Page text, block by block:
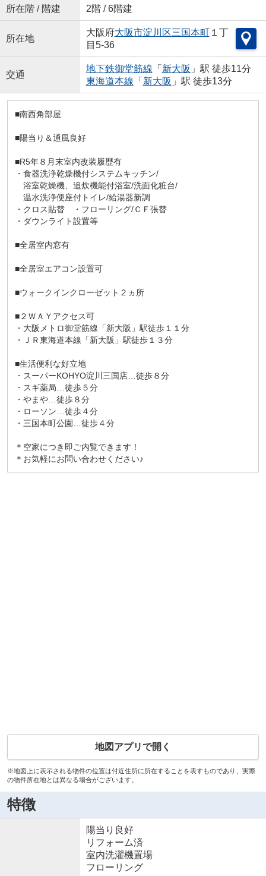
所在階 / 階建 2階 / 6階建
所在地
大阪府大阪市淀川区三国本町１丁
目5-36
交通
地下鉄御堂筋線 「 新大阪 」駅 徒歩11分
東海道本線 「 新大阪 」駅 徒歩13分
■南西角部屋
■陽当り＆通風良好
■R5年８月末室内改装履歴有
・食器洗浄乾燥機付システムキッチン/
浴室乾燥機、追炊機能付浴室/洗面化粧台/
温水洗浄便座付トイレ/給湯器新調
・クロス貼替 ・フローリング/ＣＦ張替
・ダウンライト設置等
■全居室内窓有
■全居室エアコン設置可
■ウォークインクローゼット２ヵ所
■２ＷＡＹアクセス可
・大阪メトロ御堂筋線「新大阪」駅徒歩１１分
・ＪＲ東海道本線「新大阪」駅徒歩１３分
■生活便利な好立地
・スーパーKOHYO淀川三国店…徒歩８分
・スギ薬局…徒歩５分
・やまや…徒歩８分
・ローソン…徒歩４分
・三国本町公園…徒歩４分
＊空家につき即ご内覧できます！
＊お気軽にお問い合わせください♪
地図アプリで開く
※地図上に表示される物件の位置は付近住所に所在することを表すものであり、実際
の物件所在地とは異なる場合がございます。
特徴
陽当り良好
リフォーム済
室内洗濯機置場
フローリング